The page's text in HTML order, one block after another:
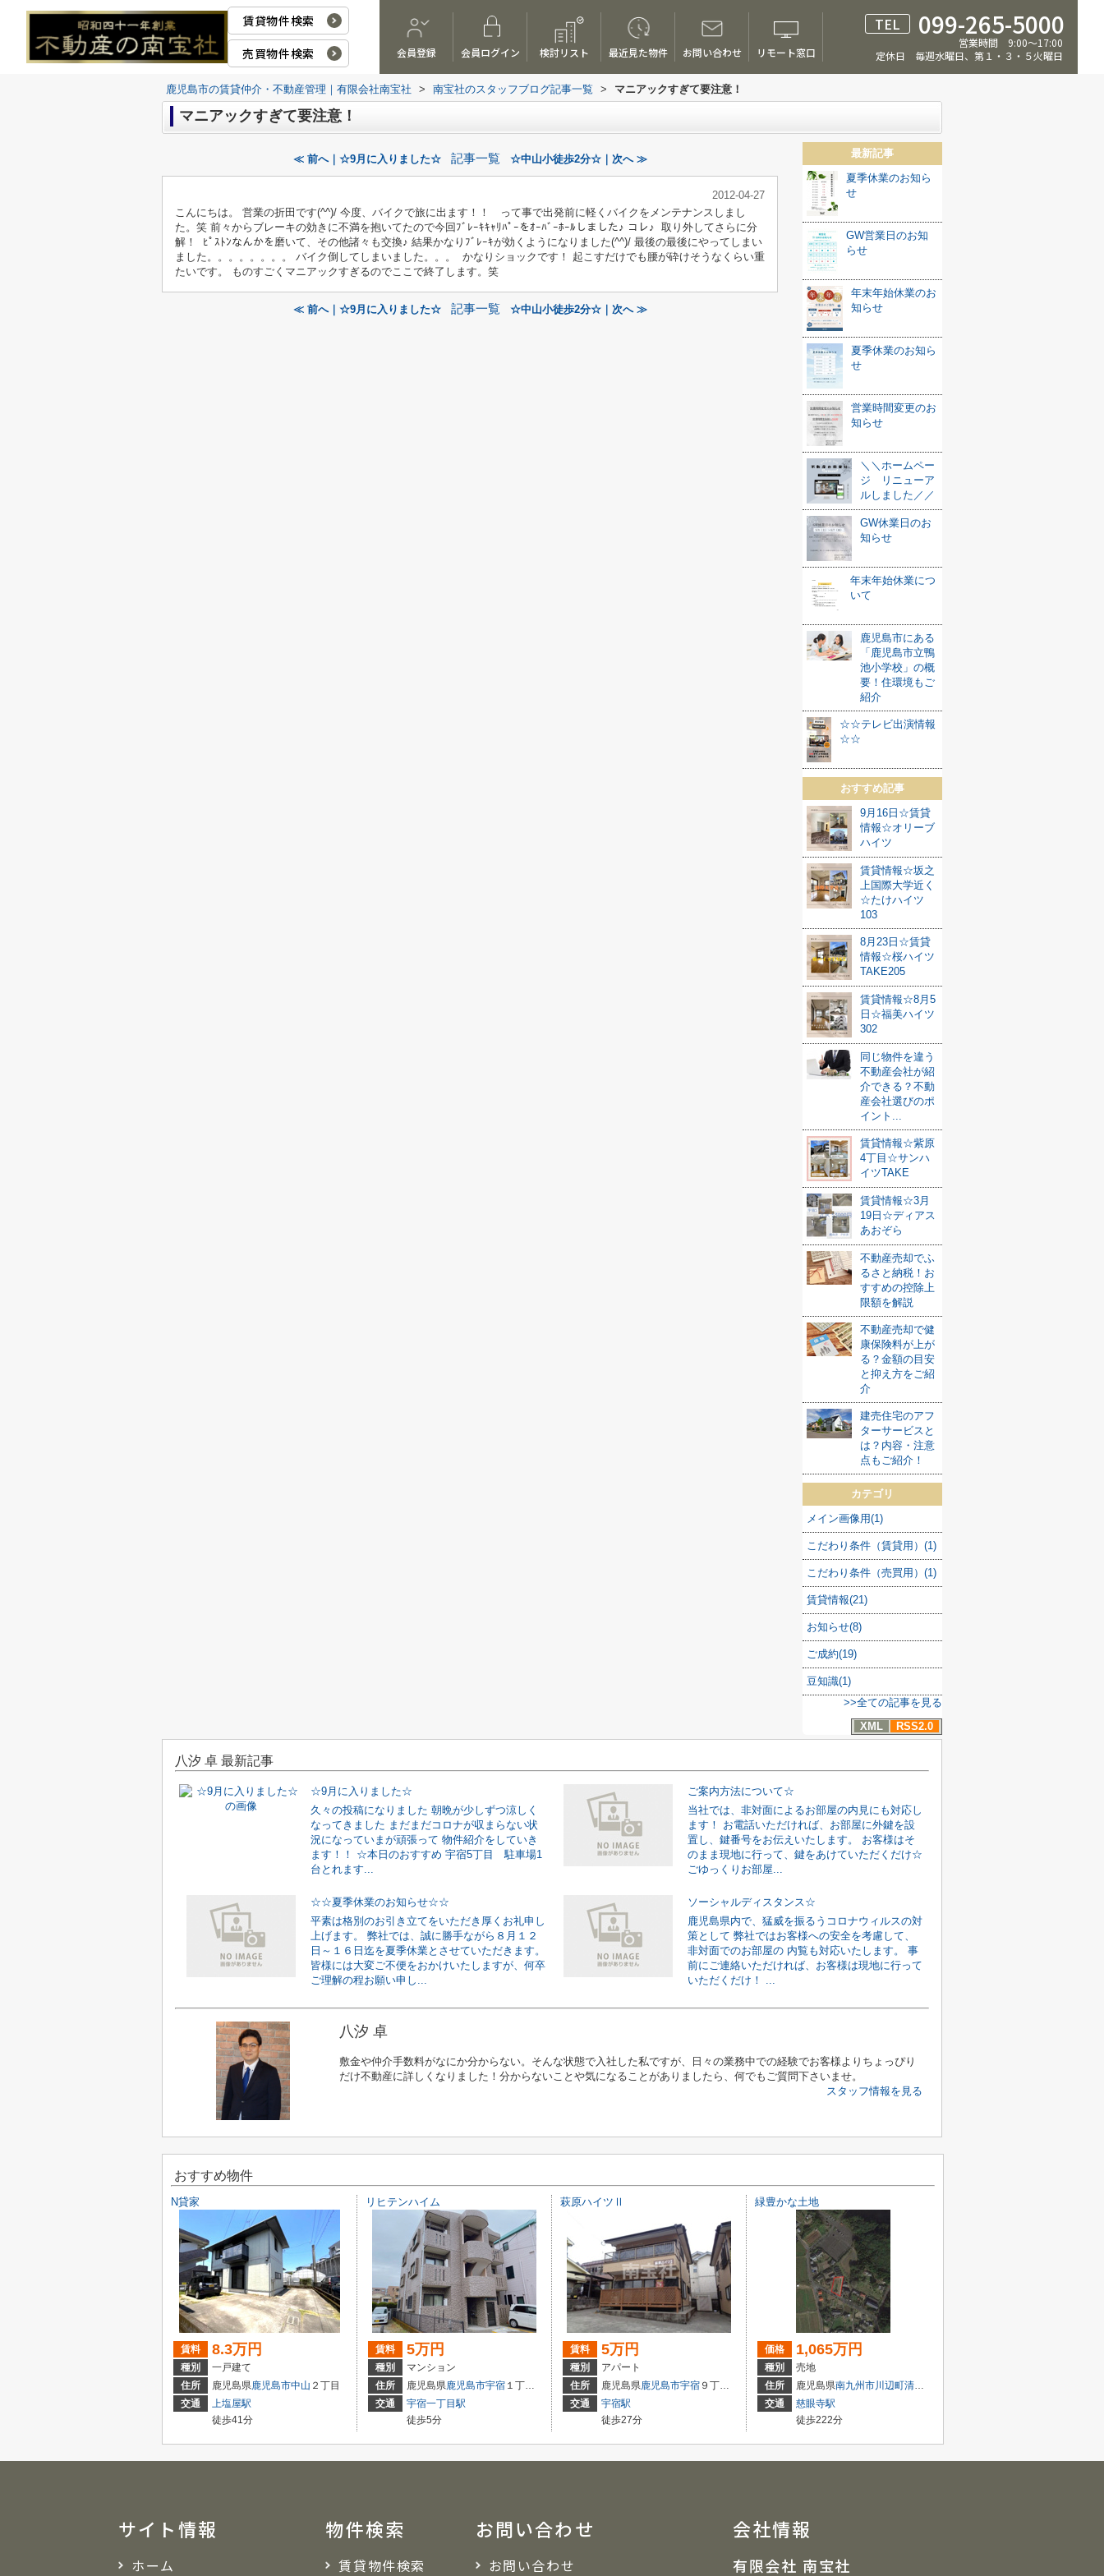
賃貸物件検索
売買物件検索
会員登録 会員ログイン 検討リスト 最近見た物件 お問い合わせ リモート窓口
TEL 099-265-5000
営業時間 9:00～17:00
定休日 毎週水曜日、第１・３・５火曜日
鹿児島市の賃貸仲介・不動産管理｜有限会社南宝社 > 南宝社のスタッフブログ記事一覧 > マニアックすぎて要注意！
マニアックすぎて要注意！
≪ 前へ｜☆9月に入りました☆ 記事一覧 ☆中山小徒歩2分☆｜次へ ≫
2012-04-27
こんにちは。 営業の折田です(^^)/ 今度、バイクで旅に出ます！！ って事で出発前に軽くバイクをメンテナンスしまし
た。笑 前々からブレーキの効きに不満を抱いてたので今回ﾌﾞﾚｰｷｷｬﾘﾊﾟｰをｵｰﾊﾞｰﾎｰﾙしました♪ コレ♪ 取り外してさらに分
解！
ﾋﾟｽﾄﾝなんかを磨いて、その他諸々も交換♪ 結果かなりﾌﾞﾚｰｷが効くようになりました(^^)/ 最後の最後にやってしまい
ました。。。。。。。。 バイク倒してしまいました。。。
かなりショックです！ 起こすだけでも腰が砕けそうなくらい重
たいです。 ものすごくマニアックすぎるのでここで終了します。笑
≪ 前へ｜☆9月に入りました☆ 記事一覧 ☆中山小徒歩2分☆｜次へ ≫
最新記事
夏季休業のお知ら
せ
GW営業日のお知
らせ
年末年始休業のお
知らせ
夏季休業のお知ら
せ
営業時間変更のお
知らせ
＼＼ホームペー
ジ リニューア
ルしました／／
GW休業日のお
知らせ
年末年始休業につ
いて
鹿児島市にある
「鹿児島市立鴨
池小学校」の概
要！住環境もご
紹介
☆☆テレビ出演情報
☆☆
おすすめ記事
9月16日☆賃貸
情報☆オリーブ
ハイツ
賃貸情報☆坂之
上国際大学近く
☆たけハイツ
103
8月23日☆賃貸
情報☆桜ハイツ
TAKE205
賃貸情報☆8月5
日☆福美ハイツ
302
同じ物件を違う
不動産会社が紹
介できる？不動
産会社選びのポ
イント...
賃貸情報☆紫原
4丁目☆サンハ
イツTAKE
賃貸情報☆3月
19日☆ディアス
あおぞら
不動産売却でふ
るさと納税！お
すすめの控除上
限額を解説
不動産売却で健
康保険料が上が
る？金額の目安
と抑え方をご紹
介
建売住宅のアフ
ターサービスと
は？内容・注意
点もご紹介！
カテゴリ
メイン画像用(1)
こだわり条件（賃貸用）(1)
こだわり条件（売買用）(1)
賃貸情報(21)
お知らせ(8)
ご成約(19)
豆知識(1)
>>全ての記事を見る
XML
RSS2.0
八汐 卓 最新記事
☆9月に入りました☆
久々の投稿になりました 朝晩が少しずつ涼しく
なってきました まだまだコロナが収まらない状
況になっていまが頑張って 物件紹介をしていき
ます！！ ☆本日のおすすめ 宇宿5丁目 駐車場1
台とれます...
ご案内方法について☆
当社では、非対面によるお部屋の内見にも対応し
ます！ お電話いただければ、お部屋に外鍵を設
置し、鍵番号をお伝えいたします。 お客様はそ
のまま現地に行って、鍵をあけていただくだけ☆
ごゆっくりお部屋...
☆☆夏季休業のお知らせ☆☆
平素は格別のお引き立てをいただき厚くお礼申し
上げます。 弊社では、誠に勝手ながら８月１２
日～１６日迄を夏季休業とさせていただきます。
皆様には大変ご不便をおかけいたしますが、何卒
ご理解の程お願い申し...
ソーシャルディスタンス☆
鹿児島県内で、猛威を振るうコロナウィルスの対
策として 弊社ではお客様への安全を考慮して、
非対面でのお部屋の 内覧も対応いたします。 事
前にご連絡いただければ、お客様は現地に行って
いただくだけ！ ...
八汐 卓
敷金や仲介手数料がなにか分からない。そんな状態で入社した私ですが、日々の業務中での経験でお客様よりちょっぴり
だけ不動産に詳しくなりました！分からないことや気になることがありましたら、何でもご質問下さいませ。
スタッフ情報を見る
おすすめ物件
N貸家
賃料 8.3万円
種別
一戸建て
住所
鹿児島県 鹿児島市中山 ２丁目
交通
上塩屋駅
徒歩41分
リヒテンハイム
賃料 5万円
種別
マンション
住所
鹿児島県 鹿児島市宇宿 １丁目４６-１２
交通
宇宿一丁目駅
徒歩5分
萩原ハイツⅡ
賃料 5万円
種別
アパート
住所
鹿児島県 鹿児島市宇宿 ９丁目１９-１０
交通
宇宿駅
徒歩27分
緑豊かな土地
価格 1,065万円
種別
売地
住所
鹿児島県南九州市川辺町清水
交通
慈眼寺駅
徒歩222分
サイト情報
ホーム
物件検索
賃貸物件検索
お問い合わせ
お問い合わせ
会社情報
有限会社 南宝社